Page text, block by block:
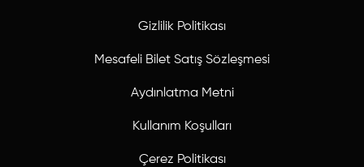
Gizlilik Politikası
Mesafeli Bilet Satış Sözleşmesi
Aydınlatma Metni
Kullanım Koşulları
Çerez Politikası